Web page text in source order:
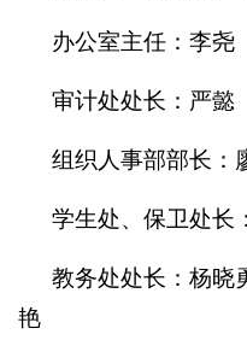
办公室主任：李尧
审计处处长：严懿
组织人事部部长：
学生处、保卫处长：
教务处处长： 杨晓
艳